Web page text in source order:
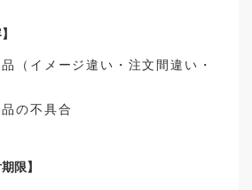
（イメージ違い・注文間違い・
の不具合
限】